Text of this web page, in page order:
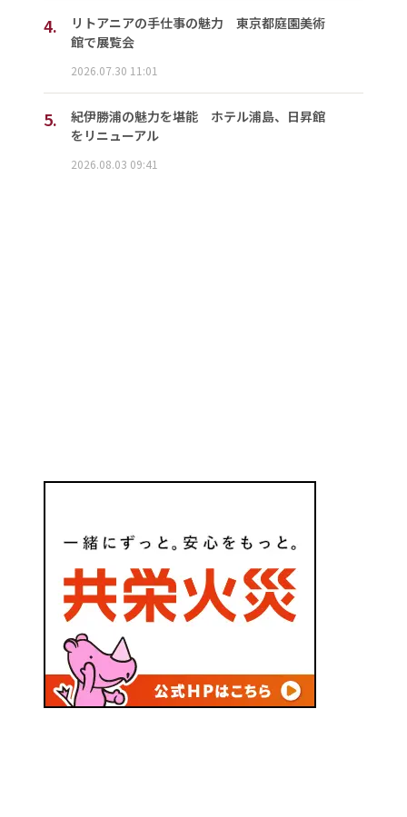
4.
リトアニアの手仕事の魅力 東京都庭園美術
館で展覧会
2026.07.30 11:01
5.
紀伊勝浦の魅力を堪能 ホテル浦島、日昇館
をリニューアル
2026.08.03 09:41